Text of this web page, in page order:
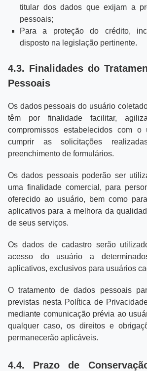
titular dos dados que exijam a
pessoais;
Para a proteção do crédito,
disposto na legislação pertinente.
4.3. Finalidades do
Pessoais
Os dados pessoais do usuário
têm por finalidade facilitar,
compromissos estabelecidos com
cumprir as solicitações
preenchimento de formulários.
Os dados pessoais poderão ser
uma finalidade comercial, para
oferecido ao usuário, bem como
aplicativos para a melhora da
de seus serviços.
Os dados de cadastro serão
acesso do usuário a
aplicativos, exclusivos para usuários
O tratamento de dados pessoais
previstas nesta Política de
mediante comunicação prévia ao
qualquer caso, os direitos e
permanecerão aplicáveis.
4.4. Prazo de